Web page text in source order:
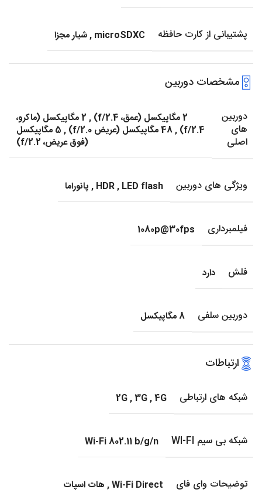
پشتیبانی از کارت حافظه microSDXC
,شیار مجزا
مشخصات دوربین
دوربین
های
اصلی
2 مگاپیکسل (عمق، f/2.4) ,
2 مگاپیکسل (ماکرو،
f/2.4)
,48 مگاپیکسل (عریض f/2.0) ,
5 مگاپیکسل
(فوق عریض، f/2.2)
ویژگی های دوربین HDR, LED flash
, پانوراما
فیلمبرداری 1080p@30fps
فلش دارد
دوربین سلفی 8 مگاپیکسل
ارتباطات
شبکه های ارتباطی 2G,3G,4G
شبکه بی سیم WI-FI Wi-Fi 802.11 b/g/n
توضیحات وای فای Wi-Fi Direct
, هات اسپات